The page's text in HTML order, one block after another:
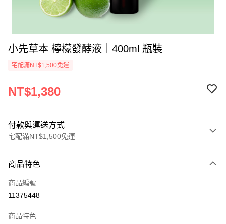
小先草本 檸檬發酵液｜400ml 瓶裝
宅配滿NT$1,500免運
NT$1,380
付款與運送方式
宅配滿NT$1,500免運
信用卡一次付款
LINE Pay
商品特色
商品編號
11375448
商品特色